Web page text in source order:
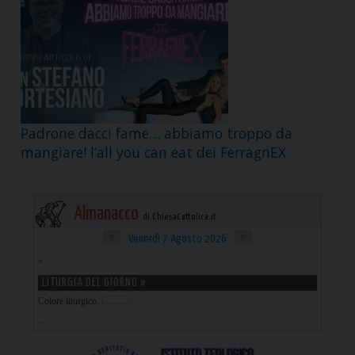
Padrone dacci fame… abbiamo troppo da
mangiare! l’all you can eat dei FerragnEX
Almanacco di ChiesaCattolica.it
Venerdì 7 Agosto 2026
»
LITURGIA DEL GIORNO »
Colore liturgico:
..